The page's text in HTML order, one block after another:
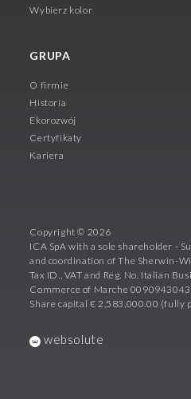
Wybierz kolor
GRUPA
O firmie
Historia
Ekorozwój
Certyfikaty
Kariera
Copyright © 2026
ICA SpA with a sole shareholder -
and coordination of The Sherwin-
Tax ID., VAT and Reg. No. Italian
Commerce of Marche
Share capital € 2,583,000.00 (fully
websolute